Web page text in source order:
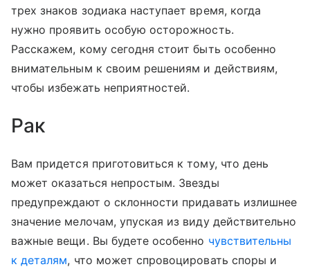
трех знаков зодиака наступает время, когда
нужно проявить особую осторожность.
Расскажем, кому сегодня стоит быть особенно
внимательным к своим решениям и действиям,
чтобы избежать неприятностей.
Рак
Вам придется приготовиться к тому, что день
может оказаться непростым. Звезды
предупреждают о склонности придавать излишнее
значение мелочам, упуская из виду действительно
важные вещи. Вы будете особенно чувствительны
к деталям, что может спровоцировать споры и